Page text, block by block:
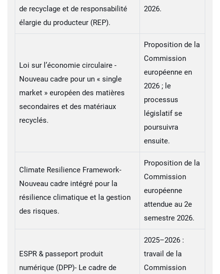
de recyclage et de responsabilité
élargie du producteur (REP).
2026.
Loi sur l’économie circulaire -
Nouveau cadre pour un « single
market » européen des matières
secondaires et des matériaux
recyclés.
Proposition de la
Commission
européenne en
2026 ; le
processus
législatif se
poursuivra
ensuite.
Climate Resilience Framework-
Nouveau cadre intégré pour la
résilience climatique et la gestion
des risques.
Proposition de la
Commission
européenne
attendue au 2e
semestre 2026.
ESPR & passeport produit
numérique (DPP)- Le cadre de
2025–2026 :
travail de la
Commission